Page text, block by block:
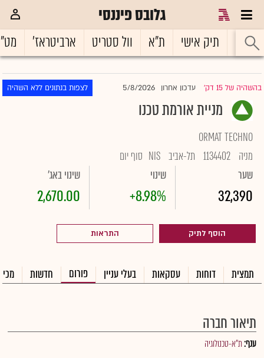
גלובס פיננסי
ראשי תיק אישי ת"א וול סטריט ארביטראז'
בהשהיה של 15 דק' |עדכון אחרון 5/8/2026 לצפות בנתונים ללא השהיה
מניית אורמת טכנו
ORMAT TECHNO
מניה 1134402 תל-אביב NIS סוף יום
שער
32,390
שינוי
+8.98%
שינוי באג'
2,670.00
הוסף לתיק התראות
תמצית דוחות עסקאות בעלי עניין פורום חדשות
תיאור חברה
ענף:ת"א-טכנולוגיה